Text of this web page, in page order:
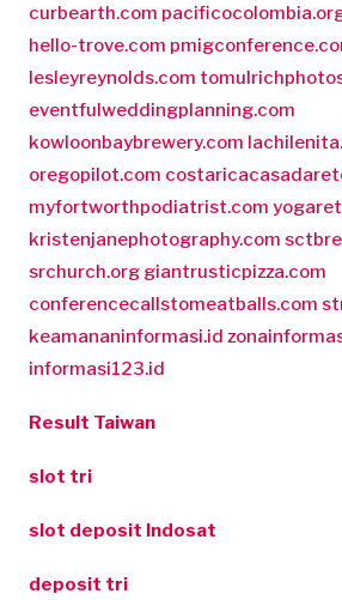
curbearth.com
hello-trove.com
lesleyreynolds.com
eventfulweddingplanning.com
kowloonbaybrewery.com
oregopilot.com
myfortworthpodiatrist.com
kristenjanephotography.com
srchurch.org giantrusticpizza.com
conferencecallstomeatballs.com
keamananinformasi.id
informasi123.id
Result Taiwan
slot tri
slot deposit Indosat
deposit tri